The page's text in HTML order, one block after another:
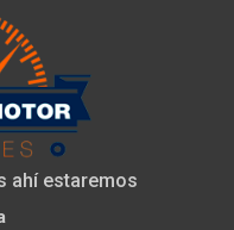
ahí estaremos